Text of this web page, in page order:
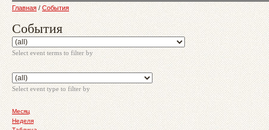
Главная / События
События
Select event terms to filter by
Select event type to filter by
Месяц
Неделя